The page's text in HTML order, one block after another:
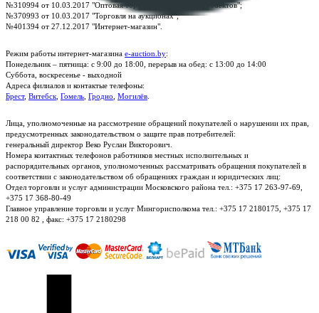
№310994 от 10.03.2017 "Оптовая торговля без торговых объектов";
№370993 от 10.03.2017 "Торговля на аукционах";
№401394 от 27.12.2017 "Интернет-магазин".
Режим работы интернет-магазина e-auction.by:
Понедельник – пятница: с 9:00 до 18:00, перерыв на обед: с 13:00 до 14:00
Суббота, воскресенье - выходной
Адреса филиалов и контактые телефоны:
Брест, Витебск Гомель Гродно Могилёв
Лица, уполномоченные на рассмотрение обращений покупателей о нарушении их прав,
предусмотренных законодательством о защите прав потребителей:
генеральный директор Веко Руслан Викторович.
Номера контактных телефонов работников местных исполнительных и
распорядительных органов, уполномоченных рассматривать обращения покупателей в
соответствии с законодательством об обращениях граждан и юридических лиц:
Отдел торговли и услуг администрации Московского района тел.: +375 17 263-97-69,
+375 17 368-80-49
Главное управление торговли и услуг Мингорисполкома тел.: +375 17 2180175, +375 17
218 00 82 , факс: +375 17 2180298